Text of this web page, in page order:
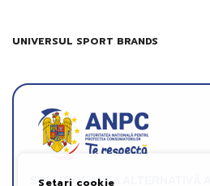
UNIVERSUL SPORT BRANDS
SOLUȚIONAREA ALTERNATIVĂ
Setari cookie